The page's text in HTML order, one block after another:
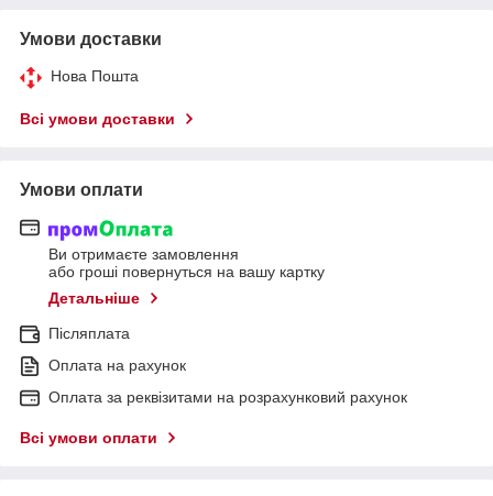
Умови доставки
Нова Пошта
Всі умови доставки
Умови оплати
Ви отримаєте замовлення
або гроші повернуться на вашу картку
Детальніше
Післяплата
Оплата на рахунок
Оплата за реквізитами на розрахунковий рахунок
Всі умови оплати